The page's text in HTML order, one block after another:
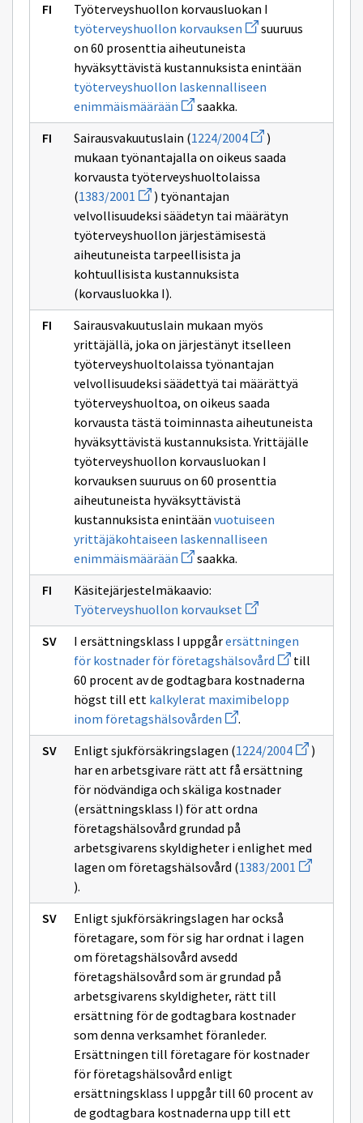
Työterveyshuollon korvausluokan I
työterveyshuollon korvauksen Avaa
uuden
ikkunan
sivulle
työterveyshuollon
korvauksen
suuruus
on 60 prosenttia aiheutuneista
hyväksyttävistä kustannuksista enintään
työterveyshuollon laskennalliseen
enimmäismäärään Avaa
uuden
ikkunan
sivulle
työterveyshuollon
laskennalliseen
enimmäismäärään
saakka.
Sairausvakuutuslain (1224/2004 Avaa
uuden
ikkunan
sivulle
1224/2004
)
mukaan työnantajalla on oikeus saada
korvausta työterveyshuoltolaissa
(1383/2001 Avaa
uuden
ikkunan
sivulle
1383/2001
) työnantajan
velvollisuudeksi säädetyn tai määrätyn
työterveyshuollon järjestämisestä
aiheutuneista tarpeellisista ja
kohtuullisista kustannuksista
(korvausluokka I).
Sairausvakuutuslain mukaan myös
yrittäjällä, joka on järjestänyt itselleen
työterveyshuoltolaissa työnantajan
velvollisuudeksi säädettyä tai määrättyä
työterveyshuoltoa, on oikeus saada
korvausta tästä toiminnasta aiheutuneista
hyväksyttävistä kustannuksista. Yrittäjälle
työterveyshuollon korvausluokan I
korvauksen suuruus on 60 prosenttia
aiheutuneista hyväksyttävistä
kustannuksista enintään vuotuiseen
yrittäjäkohtaiseen laskennalliseen
enimmäismäärään Avaa
uuden
ikkunan
sivulle
vuotuiseen
yrittäjäkohtaiseen
laskennalliseen
enimmäismäärään
saakka.
Käsitejärjestelmäkaavio:
Työterveyshuollon korvaukset Avaa
uuden
ikkunan
sivulle
Työterveyshuollon
korvaukset
I ersättningsklass I uppgårersättningen
för kostnader för företagshälsovård Avaa
uuden
ikkunan
sivulle
ersättningen
kostnader
för
till
60 procent av de godtagbara kostnaderna
högst till ett kalkylerat maximibelopp
inom företagshälsovården Avaa
uuden
ikkunan
sivulle
kalkylerat
maximibelopp
inom
företagshälsovården
.
Enligt sjukförsäkringslagen (1224/2004 Avaa
uuden
ikkunan
)
har en arbetsgivare rätt att få ersättning
för nödvändiga och skäliga kostnader
(ersättningsklass I) för att ordna
företagshälsovård grundad på
arbetsgivarens skyldigheter i enlighet med
lagen om företagshälsovård (1383/2001 Avaa
uuden
sivulle
).
Enligt sjukförsäkringslagen har också
företagare, som för sig har ordnat i lagen
om företagshälsovård avsedd
företagshälsovård som är grundad på
arbetsgivarens skyldigheter, rätt till
ersättning för de godtagbara kostnader
som denna verksamhet föranleder.
Ersättningen till företagare för kostnader
för företagshälsovård enligt
ersättningsklass I uppgår till 60 procent av
de godtagbara kostnaderna upp till ett